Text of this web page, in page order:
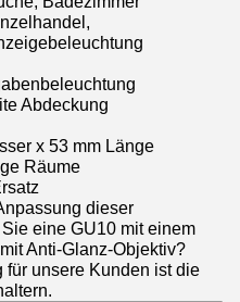
Abdeckung
x 53 mm Länge
Räume
dieser
eine GU10 mit einem
Anti-Glanz-Objektiv?
unsere Kunden ist die